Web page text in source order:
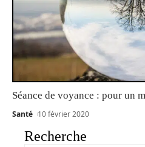
Séance de voyance : pour un
Santé 10 février 2020
Recherche